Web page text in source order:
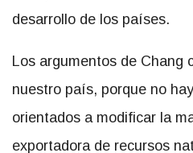
desarrollo de los países.
Los argumentos de Chang
nuestro país, porque no
orientados a modificar la
exportadora de recursos